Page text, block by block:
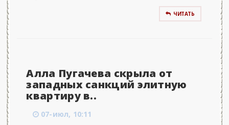
ЧИТАТЬ
Алла Пугачева скрыла от
западных санкций элитную
квартиру в..
07-июл, 10:11